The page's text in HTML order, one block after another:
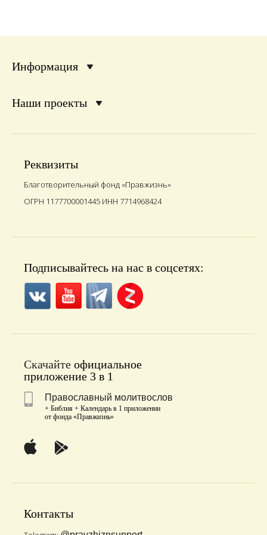
Информация
Наши проекты
Реквизиты
Благотворительный фонд «Правжизнь»
ОГРН 1177700001445 ИНН 7714968424
Подписывайтесь на нас в соцсетях:
Скачайте официальное
приложение 3 в 1
Православный молитвослов
+ Библия + Календарь в 1 приложении
от фонда «Правжизнь»
Контакты